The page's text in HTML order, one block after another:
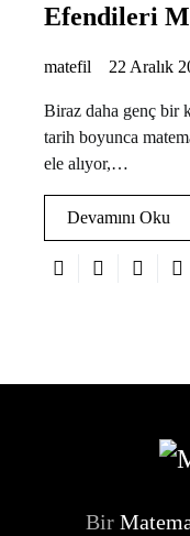
Efendileri
matefil 22 Aralık
Biraz daha genç bir
tarih boyunca
ele alıyor,…
Devamını Oku
Bir